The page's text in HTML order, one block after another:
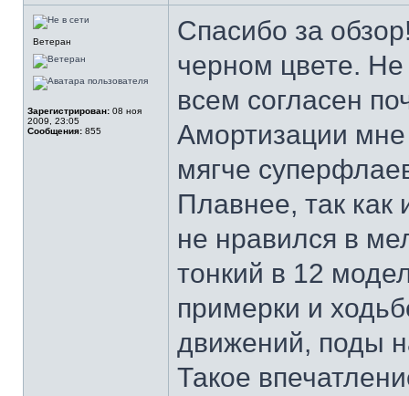
Ветеран
Зарегистрирован: 08 ноя
2009, 23:05
Сообщения: 855
Спасибо за
черном цвете.
всем согласен
Амортизации
мягче
Плавнее, так
не нравился в
тонкий в 12
примерки и
движений, поды
Такое